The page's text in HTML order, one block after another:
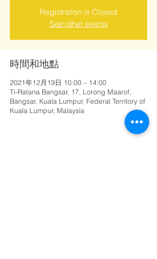
Registration is Closed
See other events
時間和地點
2021年12月19日 10:00 – 14:00
Ti-Ratana Bangsar, 17, Lorong Maarof,
Bangsar, Kuala Lumpur, Federal Territory of
Kuala Lumpur, Malaysia